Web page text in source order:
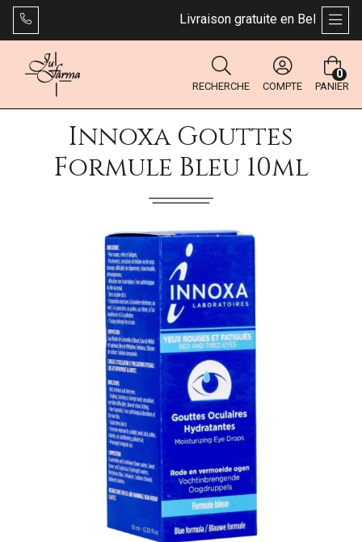
Livraison gratuite en Belgique
RECHERCHE COMPTE PANIER
0
Innoxa Gouttes
Formule Bleu 10ml